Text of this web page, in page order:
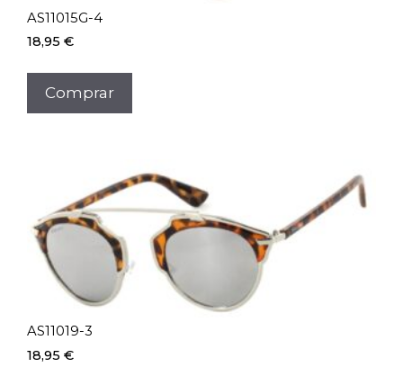
AS11015G-4
18,95 €
Comprar
AS11019-3
18,95 €